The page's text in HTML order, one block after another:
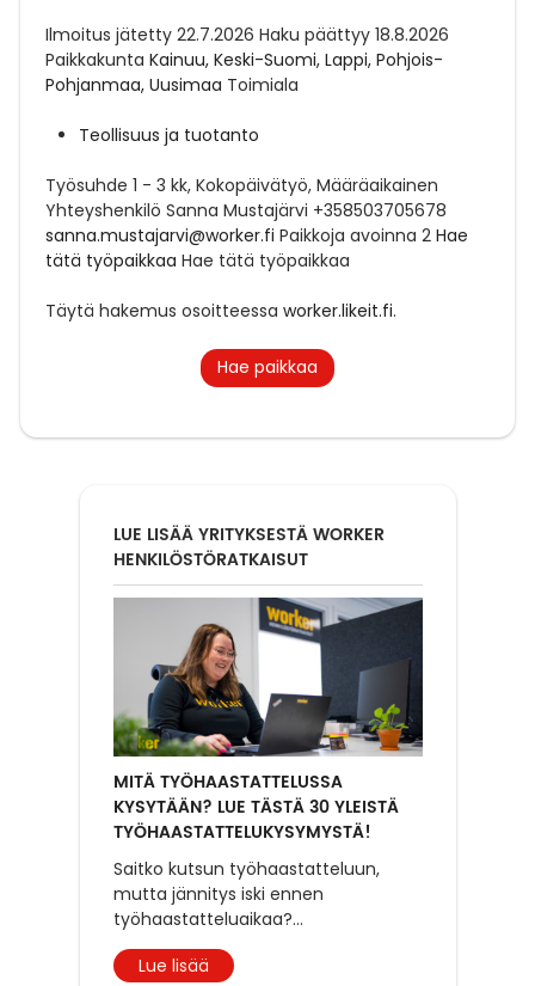
Ilmoitus jätetty 22.7.2026 Haku päättyy 18.8.2026
Paikkakunta Kainuu, Keski-Suomi, Lappi, Pohjois-
Pohjanmaa, Uusimaa Toimiala
Teollisuus ja tuotanto
Työsuhde 1 - 3 kk, Kokopäivätyö, Määräaikainen
Yhteyshenkilö Sanna Mustajärvi +358503705678
sanna.mustajarvi@worker.fi Paikkoja avoinna 2 Hae
tätä työpaikkaa Hae tätä työpaikkaa
Täytä hakemus osoitteessa worker.likeit.fi.
Hae paikkaa
LUE LISÄÄ YRITYKSESTÄ WORKER
HENKILÖSTÖRATKAISUT
MITÄ TYÖHAASTATTELUSSA
KYSYTÄÄN? LUE TÄSTÄ 30 YLEISTÄ
TYÖHAASTATTELUKYSYMYSTÄ!
Saitko kutsun työhaastatteluun,
mutta jännitys iski ennen
työhaastatteluaikaa?...
Lue lisää